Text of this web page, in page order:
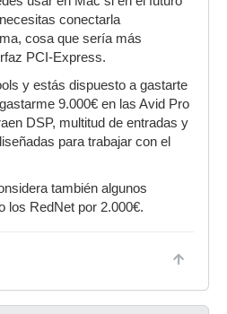
conectarla
cosa que sería más
PCI-Express.
y estás dispuesto a gastarte
9.000€ en las Avid Pro
DSP, multitud de entradas y
para trabajar con el
también algunos
los RedNet por 2.000€.